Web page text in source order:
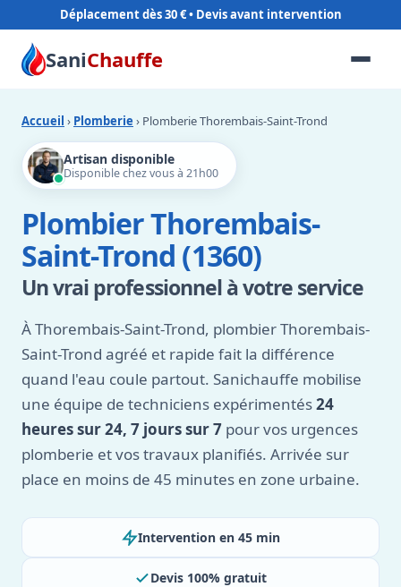
Déplacement dès 30 €
SaniChauffe
Accueil › Plomberie › Plomberie Thorembais-Saint-Trond
Artisan disponible
Disponible chez vous à 21h00
Plombier Thorembais-
Saint-Trond (1360)
Un vrai professionnel à votre service
À Thorembais-Saint-Trond, plombier Thorembais-
Saint-Trond agréé et rapide fait la différence
quand l'eau coule partout. Sanichauffe mobilise
une équipe de techniciens expérimentés24
heures sur 24, 7 jours sur 7 pour vos urgences
plomberie et vos travaux planifiés. Arrivée sur
place en moins de 45 minutes en zone urbaine.
Intervention en 45 min
Devis 100% gratuit